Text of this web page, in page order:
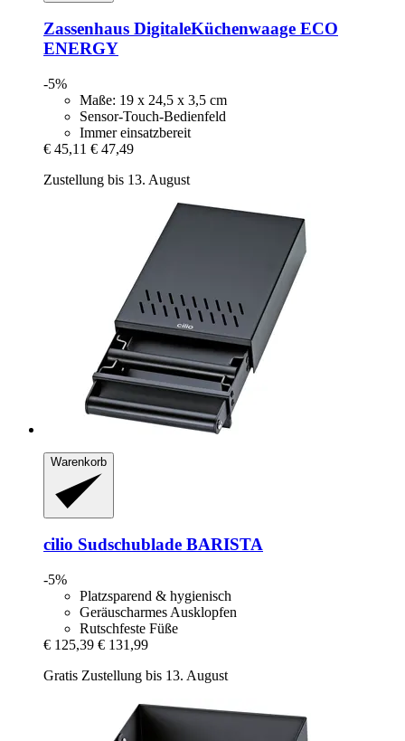
Zassenhaus DigitaleKüchenwaage ECO
ENERGY
-5%
Maße: 19 x 24,5 x 3,5 cm
Sensor-Touch-Bedienfeld
Immer einsatzbereit
€ 45,11 € 47,49
Zustellung bis 13. August
Warenkorb
cilio Sudschublade BARISTA
-5%
Platzsparend & hygienisch
Geräuscharmes Ausklopfen
Rutschfeste Füße
€ 125,39 € 131,99
Gratis Zustellung bis 13. August